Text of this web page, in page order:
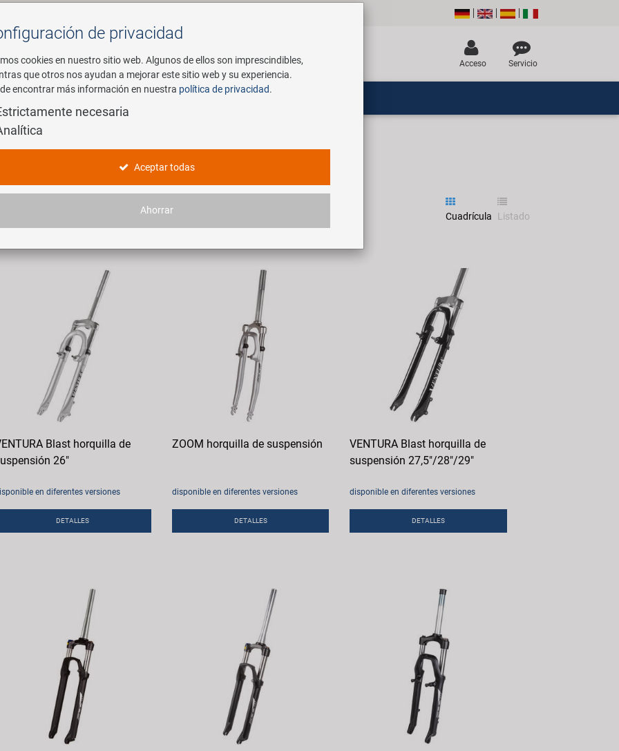
Buscar
Acceso Servicio
Servicio
Cuadrícula Listado
Blast horquilla de
26"
en diferentes versiones
DETALLES
ZOOM horquilla de suspensión
disponible en diferentes versiones
DETALLES
VENTURA Blast horquilla de
suspensión 27,5"/28"/29"
disponible en diferentes versiones
DETALLES
de privacidad
cookies en nuestro sitio web. Algunos de ellos son imprescindibles,
que otros nos ayudan a mejorar este sitio web y su experiencia.
encontrar más información en nuestra política de privacidad.
necesaria
Aceptar todas
Ahorrar